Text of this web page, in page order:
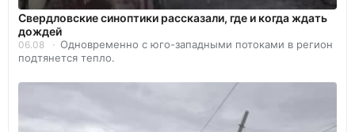
Свердловские синоптики рассказали, где и когда ждать
дождей
06.08
Одновременно с юго-западными потоками в регион
подтянется тепло.